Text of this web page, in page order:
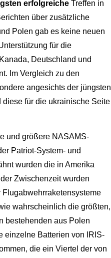
erfolgreiche Treffen in
über zusätzliche
Polen gab es keine neuen
für die
Deutschland und
Im Vergleich zu den
angesichts der jüngsten
für die ukrainische Seite
und größere NASAMS-
Patriot-System- und
wurden die in Amerika
Zwischenzeit wurden
wahrscheinlich die größten,
bestehenden aus Polen
einzelne Batterien von IRIS-
die ein Viertel der von